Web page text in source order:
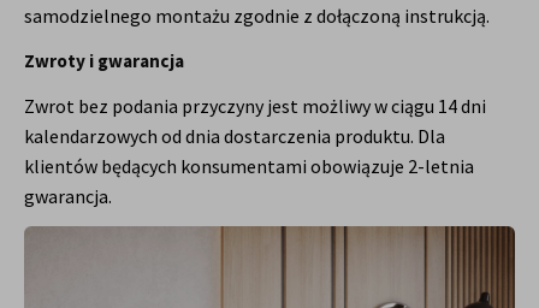
samodzielnego montażu zgodnie z dołączoną instrukcją.
Zwroty i gwarancja
Zwrot bez podania przyczyny jest możliwy w ciągu 14 dni
kalendarzowych od dnia dostarczenia produktu. Dla
klientów będących konsumentami obowiązuje 2-letnia
gwarancja.